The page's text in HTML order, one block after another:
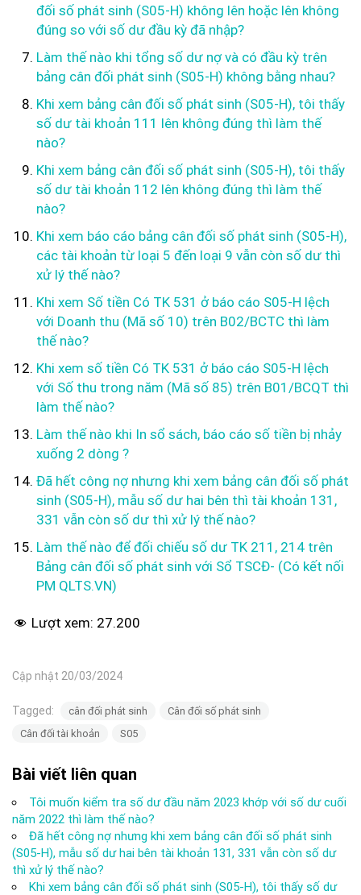
đối số phát sinh (S05-H) không lên hoặc lên không
đúng so với số dư đầu kỳ đã nhập?
Làm thế nào khi tổng số dư nợ và có đầu kỳ trên
bảng cân đối phát sinh (S05-H) không bằng nhau?
Khi xem bảng cân đối số phát sinh (S05-H), tôi thấy
số dư tài khoản 111 lên không đúng thì làm thế
nào?
Khi xem bảng cân đối số phát sinh (S05-H), tôi thấy
số dư tài khoản 112 lên không đúng thì làm thế
nào?
Khi xem báo cáo bảng cân đối số phát sinh (S05-H),
các tài khoản từ loại 5 đến loại 9 vẫn còn số dư thì
xử lý thế nào?
Khi xem Số tiền Có TK 531 ở báo cáo S05-H lệch
với Doanh thu (Mã số 10) trên B02/BCTC thì làm
thế nào?
Khi xem số tiền Có TK 531 ở báo cáo S05-H lệch
với Số thu trong năm (Mã số 85) trên B01/BCQT thì
làm thế nào?
Làm thế nào khi In sổ sách, báo cáo số tiền bị nhảy
xuống 2 dòng ?
Đã hết công nợ nhưng khi xem bảng cân đối số phát
sinh (S05-H), mẫu số dư hai bên thì tài khoản 131,
331 vẫn còn số dư thì xử lý thế nào?
Làm thế nào để đối chiếu số dư TK 211, 214 trên
Bảng cân đối số phát sinh với Sổ TSCĐ- (Có kết nối
PM QLTS.VN)
Lượt xem: 27.200
Cập nhật 20/03/2024
Tagged: cân đối phát sinh
Cân đối số phát sinh
Cân đối tài khoản
S05
Bài viết liên quan
Tôi muốn kiểm tra số dư đầu năm 2023 khớp với số dư cuối
năm 2022 thì làm thế nào?
Đã hết công nợ nhưng khi xem bảng cân đối số phát sinh
(S05-H), mẫu số dư hai bên tài khoản 131, 331 vẫn còn số dư
thì xử lý thế nào?
Khi xem bảng cân đối số phát sinh (S05-H), tôi thấy số dư